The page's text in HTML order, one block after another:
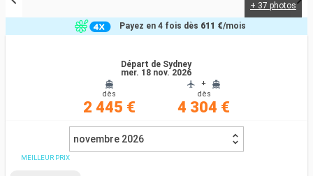
+ 37 photos
Départ de Sydney
mer. 18 nov. 2026
dès
2 445 €
+
dès
4 304 €
Payez en 4 fois dès 611 €/mois
novembre 2026
MEILLEUR PRIX
Compagnies
Rechercher